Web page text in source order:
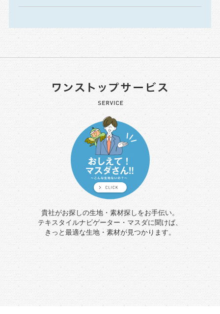
貴社がお探しの生地・素材探しをお手伝い。
テキスタイルナビゲーター・マスダに聞けば、
きっと最適な生地・素材が見つかります。